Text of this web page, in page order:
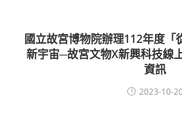
國立故宮博物院辦理112年度
新宇宙─故宮文物X新興科技線
資訊
2023-10-